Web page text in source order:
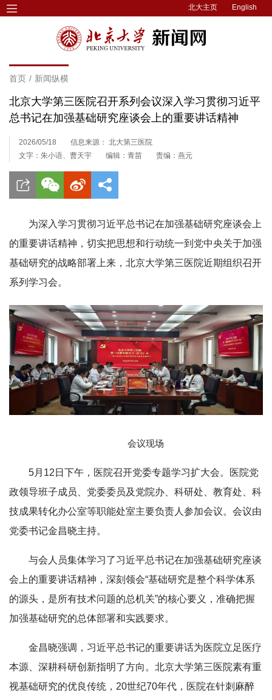
北大主页 English
首页 / 新闻纵横
北京大学第三医院召开系列会议深入学习贯彻习近平
总书记在加强基础研究座谈会上的重要讲话精神
2026/05/18
信息来源： 北大第三医院
文字：朱小语、曹天宇
编辑：青苗 责编：燕元
为深入学习贯彻习近平总书记在加强基础研究座谈会上
的重要讲话精神，切实把思想和行动统一到党中央关于加强
基础研究的战略部署上来，北京大学第三医院近期组织召开
系列学习会。
会议现场
5月12日下午，医院召开党委专题学习扩大会。医院党
政领导班子成员、党委委员及党院办、科研处、教育处、科
技成果转化办公室等职能处室主要负责人参加会议。会议由
党委书记金昌晓主持。
与会人员集体学习了习近平总书记在加强基础研究座谈
会上的重要讲话精神 ，深刻领会“基础研究是整个科学体系
的源头，是所有技术问题的总机关”的核心要义，准确把握
加强基础研究的总体部署和实践要求。
金昌晓强调，习近平总书记的重要讲话为医院立足医疗
本源、深耕科研创新指明了方向。北京大学第三医院素有重
视基础研究的优良传统，20世纪70年代，医院在针刺麻醉